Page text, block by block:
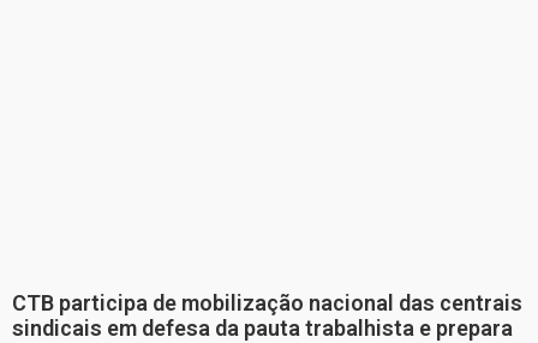
CTB participa de mobilização nacional das centrais
sindicais em defesa da pauta trabalhista e prepara